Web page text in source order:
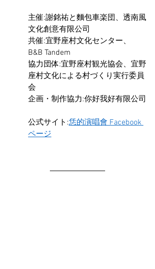
主催:謝銘祐と麵包車楽団、透南風
文化創意有限公司
共催:宜野座村文化センター、
B&B Tandem
協力団体:宜野座村観光協会、宜野
座村文化による村づくり実行委員
会
企画・制作協力:你好我好有限公司
公式サイト:恁的演唱會 Facebook
ページ